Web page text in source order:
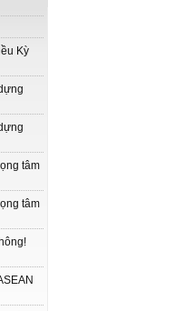
Kỳ
tâm
tâm